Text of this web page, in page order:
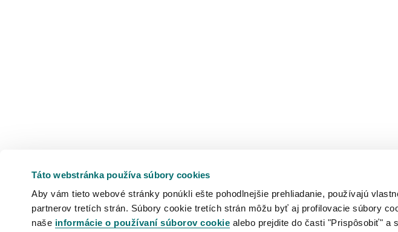
Táto webstránka používa súbory cookies
Aby vám tieto webové stránky ponúkli ešte pohodlnejšie prehliadanie, používajú
partnerov tretích strán. Súbory cookie tretích strán môžu byť aj profilovacie súbory
naše informácie o používaní súborov cookie alebo prejdite do časti "Prispôsobiť" a